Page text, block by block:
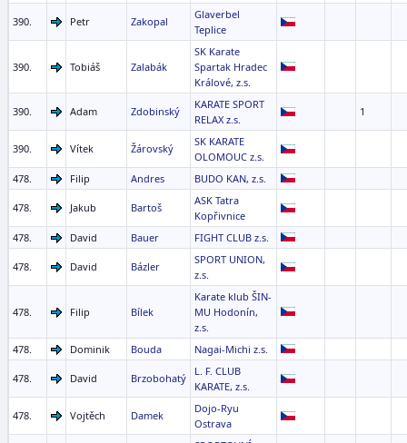
390. Petr Zakopal
Glaverbel
Teplice
390. Tobiáš Zalabák
SK Karate
Spartak Hradec
Králové, z.s.
390. Adam Zdobinský
KARATE SPORT
RELAX z.s.
1
390. Vítek Žárovský
SK KARATE
OLOMOUC z.s.
478.
Filip Andres BUDO KAN, z.s.
478. Jakub Bartoš
ASK Tatra
Kopřivnice
478.
David Bauer FIGHT CLUB z.s.
478. David Bázler
SPORT UNION,
z.s.
478. Filip Bílek
Karate klub ŠIN-
MU Hodonín,
z.s.
478.
Dominik Bouda Nagai-Michi z.s.
478. David Brzobohatý
L. F. CLUB
KARATE, z.s.
478. Vojtěch Damek
Dojo-Ryu
Ostrava